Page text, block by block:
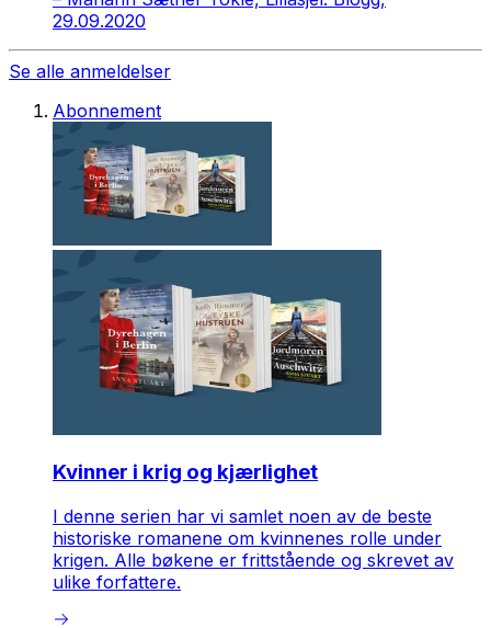
29.09.2020
Se alle anmeldelser
Abonnement
Kvinner i krig og kjærlighet
I denne serien har vi samlet noen av de beste
historiske romanene om kvinnenes rolle under
krigen. Alle bøkene er frittstående og skrevet av
ulike forfattere.